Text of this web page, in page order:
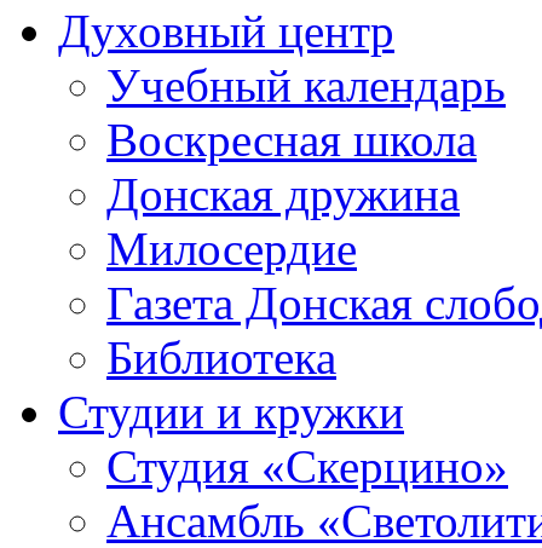
Духовный центр
Учебный календарь
Воскресная школа
Донская дружина
Милосердие
Газета Донская
Библиотека
Студии и кружки
Студия «Скерцино»
Ансамбль